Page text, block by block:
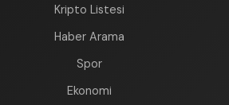
Kripto Listesi
Haber Arama
Spor
Ekonomi